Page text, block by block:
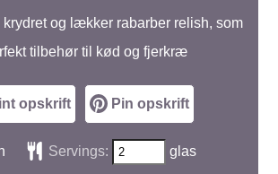
krydret og lækker rabarber relish, som
tilbehør til kød og fjerkræ
opskrift Pin opskrift
Servings: glas